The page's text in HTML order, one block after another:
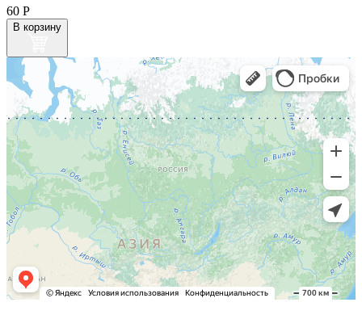
60 Р
В корзину